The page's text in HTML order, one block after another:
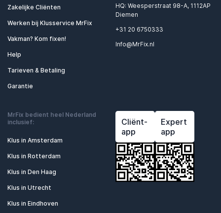
Zakelijke Cliënten
Werken bij Klusservice MrFix
Vakman? Kom fixen!
Help
Tarieven & Betaling
Garantie
HQ: Weesperstraat 98-A, 1112AP
Diemen
+31 20 6750333
Info@MrFix.nl
MrFix bedient heel Nederland
inclusief:
Klus in Amsterdam
Klus in Rotterdam
Klus in Den Haag
Klus in Utrecht
Klus in Eindhoven
Cliënt-
app
Expert
app